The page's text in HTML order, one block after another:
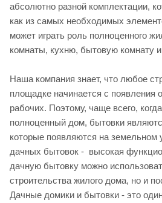
абсолютно разной комплектации,
как из самых необходимых
может играть роль полноценного
комнаты, кухню, бытовую комнату
Наша компания знает, что любое
площадке начинается с появления
рабочих. Поэтому, чаще всего,
полноценный дом, бытовки
которые появляются на земельном
дачных бытовок - высокая
дачную бытовку можно
строительства жилого дома, но и
Дачные домики и бытовки - это